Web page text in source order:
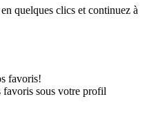
quelques clics et continuez à
favoris!
favoris sous votre profil